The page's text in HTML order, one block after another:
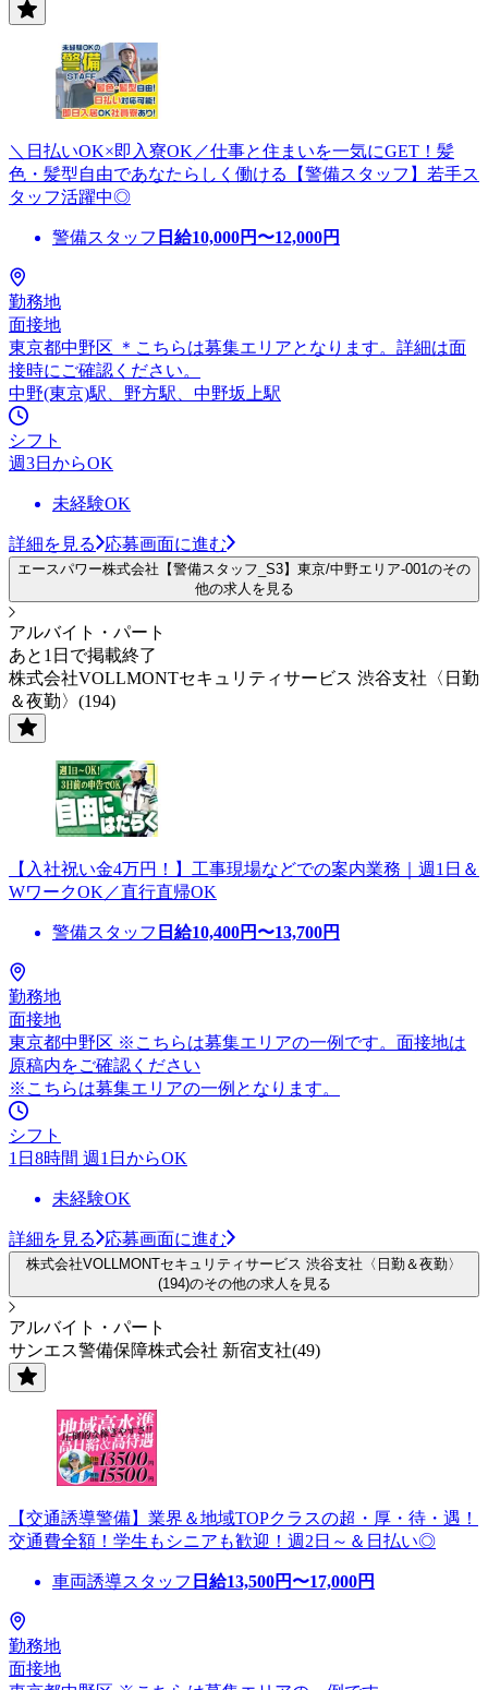
＼日払いOK×即入寮OK／仕事と住まいを一気にGET！髪
色・髪型自由であなたらしく働ける【警備スタッフ】若手ス
タッフ活躍中◎
警備スタッフ 日給10,000円〜12,000円
勤務地
面接地
東京都中野区 ＊こちらは募集エリアとなります。詳細は面
接時にご確認ください。
中野(東京)駅、野方駅、中野坂上駅
シフト
週3日からOK
未経験OK
詳細を見る 応募画面に進む
エースパワー株式会社【警備スタッフ_S3】東京/中野エリア-001のその
他の求人を見る
アルバイト・パート
あと1日で掲載終了
株式会社VOLLMONTセキュリティサービス 渋谷支社〈日勤
＆夜勤〉(194)
【入社祝い金4万円！】工事現場などでの案内業務｜週1日＆
WワークOK／直行直帰OK
警備スタッフ 日給10,400円〜13,700円
勤務地
面接地
東京都中野区 ※こちらは募集エリアの一例です。面接地は
原稿内をご確認ください
※こちらは募集エリアの一例となります。
シフト
1日8時間 週1日からOK
未経験OK
詳細を見る 応募画面に進む
株式会社VOLLMONTセキュリティサービス 渋谷支社〈日勤＆夜勤〉
(194)のその他の求人を見る
アルバイト・パート
サンエス警備保障株式会社 新宿支社(49)
【交通誘導警備】業界＆地域TOPクラスの超・厚・待・遇！
交通費全額！学生もシニアも歓迎！週2日～＆日払い◎
車両誘導スタッフ 日給13,500円〜17,000円
勤務地
面接地